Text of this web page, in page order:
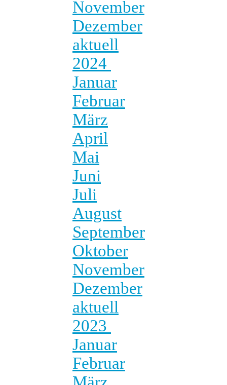
November
Dezember
aktuell
2024
Januar
Februar
März
April
Mai
Juni
Juli
August
September
Oktober
November
Dezember
aktuell
2023
Januar
Februar